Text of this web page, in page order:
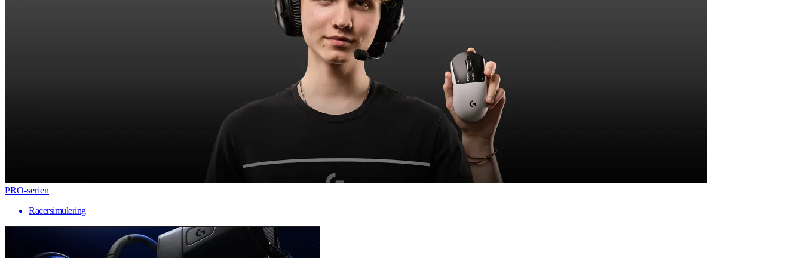
PRO-serien
Racersimulering